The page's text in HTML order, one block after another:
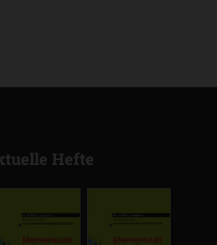
Hefte